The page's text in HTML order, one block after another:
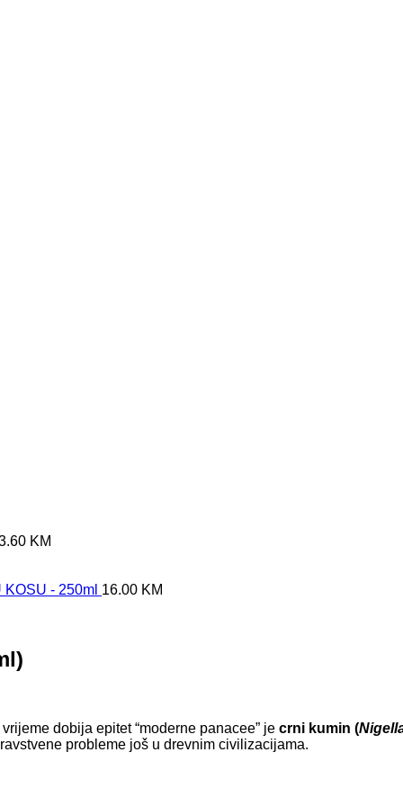
KM
- 250ml 16.00 KM
dobija epitet “moderne panacee” je crni kumin (
probleme još u drevnim civilizacijama.